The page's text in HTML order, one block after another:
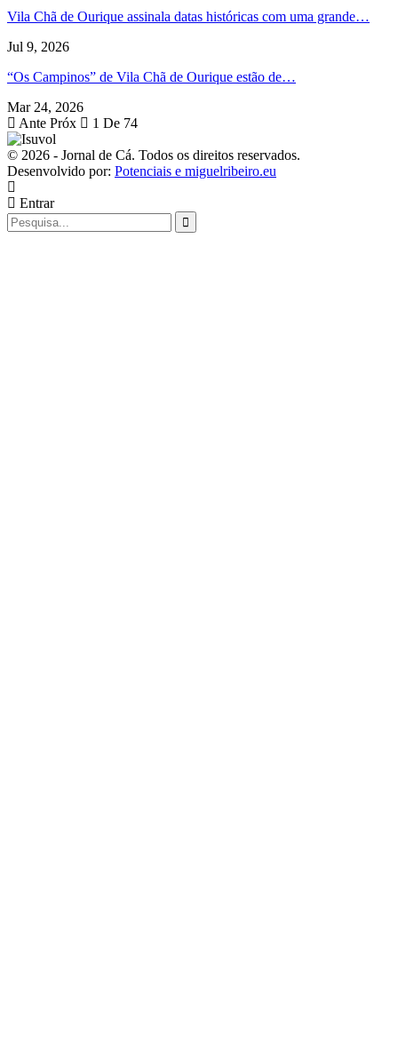
Vila Chã de Ourique assinala datas históricas com uma grande…
Jul 9, 2026
“Os Campinos” de Vila Chã de Ourique estão de…
Mar 24, 2026
Ante Próx 1 De 74
© 2026 - Jornal de Cá. Todos os direitos reservados.
Desenvolvido por: Potenciais e miguelribeiro.eu
Entrar